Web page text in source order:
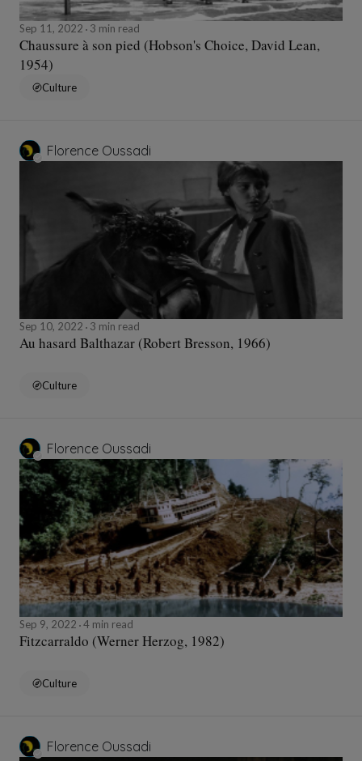
Sep 11, 2022 3 min read
Chaussure à son pied (Hobson's Choice, David Lean,
1954)
Culture
Florence Oussadi
Sep 10, 2022 3 min read
Au hasard Balthazar (Robert Bresson, 1966)
Culture
Florence Oussadi
Sep 9, 2022 4 min read
Fitzcarraldo (Werner Herzog, 1982)
Culture
Florence Oussadi